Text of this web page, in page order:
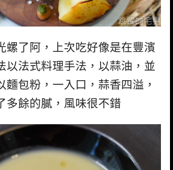
螺了阿，上次吃好像是在豐濱
以法式料理手法，以蒜油，並
麵包粉，一入口，蒜香四溢，
多餘的膩，風味很不錯